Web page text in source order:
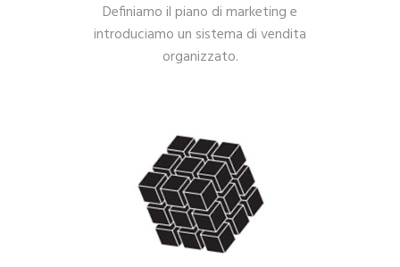
Definiamo il piano di marketing e
introduciamo un sistema di vendita
organizzato.